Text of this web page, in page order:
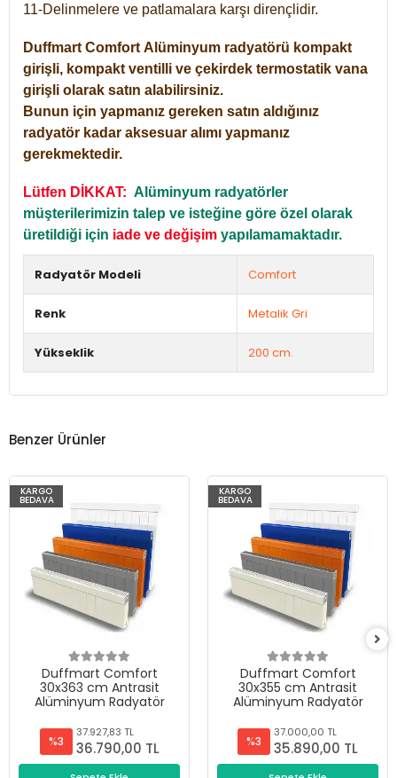
11-Delinmelere ve patlamalara karşı dirençlidir.
Duffmart Comfort Alüminyum radyatörü kompakt
girişli, kompakt ventilli ve çekirdek termostatik vana
girişli olarak satın alabilirsiniz.
Bunun için yapmanız gereken satın aldığınız
radyatör kadar aksesuar alımı yapmanız
gerekmektedir.
Lütfen DİKKAT: Alüminyum radyatörler
müşterilerimizin talep ve isteğine göre özel olarak
üretildiği için iade ve değişim yapılamamaktadır.
Radyatör Modeli Comfort
Renk Metalik Gri
Yükseklik 200 cm.
Benzer Ürünler
KARGO
BEDAVA
Duffmart Comfort
30x363 cm Antrasit
Alüminyum Radyatör
%3
37.927,83 TL
36.790,00 TL
KARGO
BEDAVA
Duffmart Comfort
30x355 cm Antrasit
Alüminyum Radyatör
%3
37.000,00 TL
35.890,00 TL